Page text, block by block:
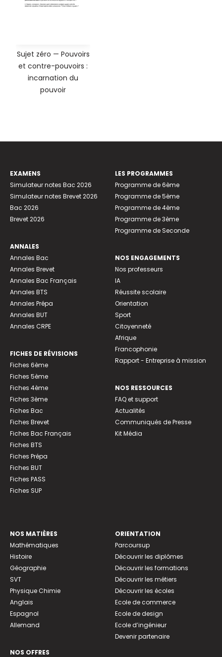
Sujet zéro — Pouvoirs
et contre-pouvoirs :
incarnation du
pouvoir
EXAMENS
Simulateur notes Bac 2026
Simulateur notes Brevet 2026
Bac 2026
Brevet 2026
ANNALES
Annales Bac
Annales Brevet
Annales Bac Français
Annales BTS
Annales Prépa
Annales BUT
Annales CRPE
FICHES DE RÉVISIONS
Fiches 6ème
Fiches 5ème
Fiches 4ème
Fiches 3ème
Fiches Bac
Fiches Brevet
Fiches Bac Français
Fiches BTS
Fiches Prépa
Fiches BUT
Fiches PASS
Fiches SUP
LES PROGRAMMES
Programme de 6ème
Programme de 5ème
Programme de 4ème
Programme de 3ème
Programme de Seconde
NOS ENGAGEMENTS
Nos professeurs
IA
Réussite scolaire
Orientation
Sport
Citoyenneté
Afrique
Francophonie
Rapport - Entreprise à mission
NOS RESSOURCES
FAQ et support
Actualités
Communiqués de Presse
Kit Média
NOS MATIÈRES
Mathématiques
Histoire
Géographie
SVT
Physique Chimie
Anglais
Espagnol
Allemand
NOS OFFRES
ORIENTATION
Parcoursup
Découvrir les diplômes
Découvrir les formations
Découvrir les métiers
Découvrir les écoles
Ecole de commerce
Ecole de design
Ecole d’ingénieur
Devenir partenaire